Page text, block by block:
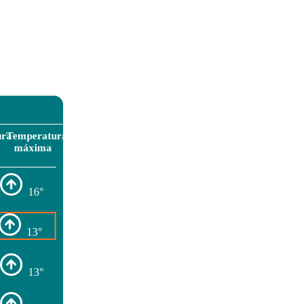
Temperatura
máxima
16°
13°
13°